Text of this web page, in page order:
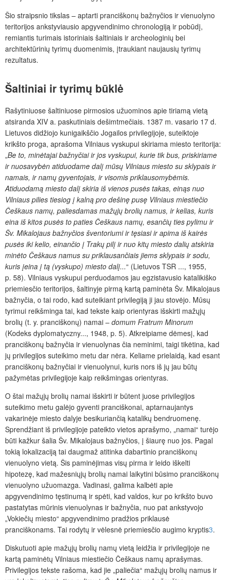
Šio straipsnio tikslas – aptarti pranciškonų bažnyčios ir vienuolyno
teritorijos ankstyviausio apgyvendinimo chronologiją ir pobūdį,
remiantis turimais istoriniais šaltiniais ir archeologinių bei
architektūrinių tyrimų duomenimis, įtraukiant naujausių tyrimų
rezultatus.
Šaltiniai ir tyrimų būklė
Rašytiniuose šaltiniuose pirmosios užuominos apie tiriamą vietą
atsiranda XIV a. paskutiniais dešimtmečiais. 1387 m. vasario 17 d.
Lietuvos didžiojo kunigaikščio Jogailos privilegijoje, suteiktoje
krikšto proga, aprašoma Vilniaus vyskupui skiriama miesto teritorija:
„Be to, minėtajai bažnyčiai ir jos vyskupui, kurie tik bus, priskiriame
ir nuosavybėn atiduodame dalį mūsų Vilniaus miesto su sklypais ir
namais, ir namų gyventojais, ir visomis priklausomybėmis.
Atiduodamą miesto dalį skiria iš vienos pusės takas, einąs nuo
Vilniaus pilies tiesiog į kalną pro dešinę pusę Vilniaus miestiečio
Češkaus namų, paliesdamas mažųjų brolių namus, ir kelias, kuris
eina iš kitos pusės to paties Češkaus namų, esančių ties pylimu ir
Šv. Mikalojaus bažnyčios šventoriumi ir tęsiasi ir apima iš kairės
pusės iki kelio, einančio į Trakų pilį ir nuo kitų miesto dalių atskiria
minėto Češkaus namus su priklausančiais jiems sklypais ir sodu,
kuris įeina į tą (vyskupo) miesto dalį...“ (Lietuvos TSR ..., 1955,
p. 58). Vilniaus vyskupui perduodamos jau egzistavusio katalikiško
priemiesčio teritorijos, šaltinyje pirmą kartą paminėta Šv. Mikalojaus
bažnyčia, o tai rodo, kad suteikiant privilegiją ji jau stovėjo. Mūsų
tyrimui reikšminga tai, kad tekste kaip orientyras išskirti mažųjų
brolių (t. y. pranciškonų) namai – domum Fratrum Minorum
(Kodeks dyplomatyczny..., 1948, p. 5). Atkreipiame dėmesį, kad
pranciškonų bažnyčia ir vienuolynas čia neminimi, taigi tikėtina, kad
jų privilegijos suteikimo metu dar nėra. Keliame prielaidą, kad esant
pranciškonų bažnyčiai ir vienuolynui, kuris nors iš jų jau būtų
pažymėtas privilegijoje kaip reikšmingas orientyras.
O štai mažųjų brolių namai išskirti ir būtent juose privilegijos
suteikimo metu galėjo gyventi pranciškonai, aptarnaujantys
vakarinėje miesto dalyje besikuriančią katalikų bendruomenę.
Sprendžiant iš privilegijoje pateikto vietos aprašymo, „namai“ turėjo
būti kažkur šalia Šv. Mikalojaus bažnyčios, į šiaurę nuo jos. Pagal
tokią lokalizaciją tai daugmaž atitinka dabartinio pranciškonų
vienuolyno vietą. Šis paminėjimas visų pirma ir leido iškelti
hipotezę, kad mažesniųjų brolių namai laikytini būsimo pranciškonų
vienuolyno užuomazga. Vadinasi, galima kalbėti apie
apgyvendinimo tęstinumą ir spėti, kad valdos, kur po krikšto buvo
pastatytas mūrinis vienuolynas ir bažnyčia, nuo pat ankstyvojo
„Vokiečių miesto“ apgyvendinimo pradžios priklausė
pranciškonams. Tai rodytų ir vėlesnė priemiesčio augimo kryptis3.
Diskutuoti apie mažųjų brolių namų vietą leidžia ir privilegijoje ne
kartą paminėtų Vilniaus miestiečio Češkaus namų aprašymas.
Privilegijos tekste rašoma, kad jie „paliečia“ mažųjų brolių namus ir